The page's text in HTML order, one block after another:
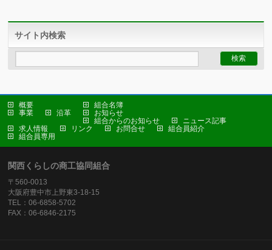
サイト内検索
概要
事業
沿革
組合名簿
お知らせ
組合からのお知らせ
ニュース記事
求人情報
リンク お問合せ
組合員紹介
組合員専用
関西くらしの商工協同組合
〒560-0013
大阪府豊中市上野東3-18-15
TEL：06-6858-5702
FAX：06-6846-2175